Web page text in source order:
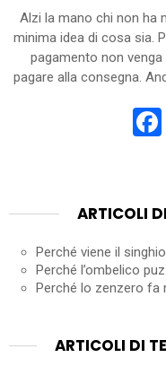
Alzi la mano chi non ha
minima idea di cosa sia.
pagamento non
pagare alla consegna.
ARTICOLI
Perché viene il
Perché l’ombelico
Perché lo zenzero fa
ARTICOLI DI